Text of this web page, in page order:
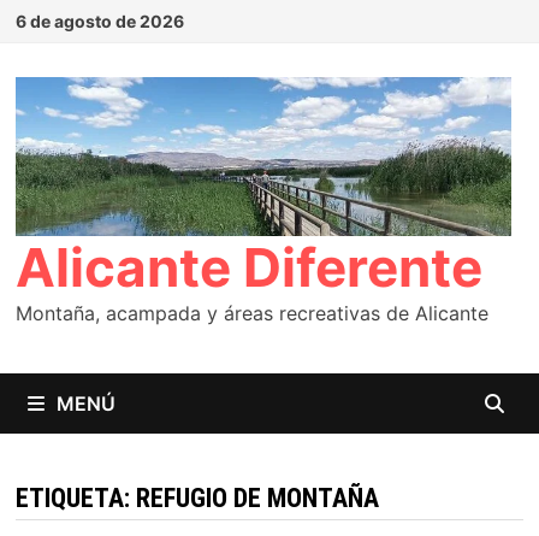
Saltar
contenido
6 de agosto de 2026
Alicante Diferente
Montaña, acampada y áreas recreativas de Alicante
MENÚ
ETIQUETA: REFUGIO DE MONTAÑA